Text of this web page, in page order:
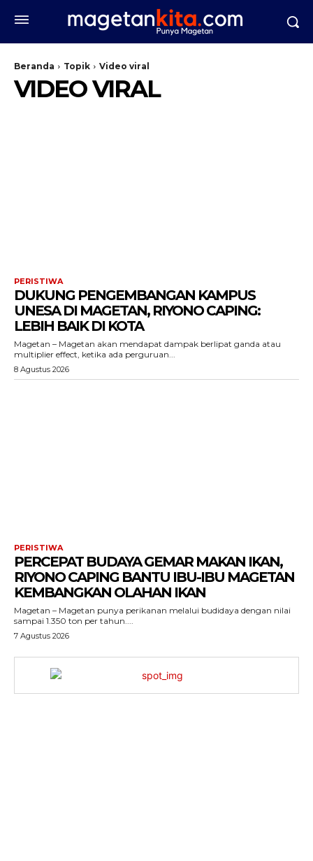
Beranda Topik Video viral
VIDEO VIRAL
PERISTIWA
DUKUNG PENGEMBANGAN KAMPUS
UNESA DI MAGETAN, RIYONO CAPING:
LEBIH BAIK DI KOTA
Magetan – Magetan akan mendapat dampak berlipat ganda atau
multiplier effect, ketika ada perguruan...
8 Agustus 2026
PERISTIWA
PERCEPAT BUDAYA GEMAR MAKAN IKAN,
RIYONO CAPING BANTU IBU-IBU MAGETAN
KEMBANGKAN OLAHAN IKAN
Magetan – Magetan punya perikanan melalui budidaya dengan nilai
sampai 1.350 ton per tahun....
7 Agustus 2026